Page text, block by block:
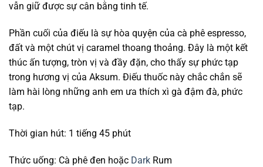
vẫn giữ được sự cân bằng tinh tế.
Phần cuối của điếu là sự hòa quyện của cà phê espresso,
đất và một chút vị caramel thoang thoảng. Đây là một kết
thúc ấn tượng, tròn vị và đầy đặn, cho thấy sự phức tạp
trong hương vị của Aksum. Điếu thuốc này chắc chắn sẽ
làm hài lòng những anh em ưa thích xì gà đậm đà, phức
tạp.
Thời gian hút: 1 tiếng 45 phút
Thức uống: Cà phê đen hoặc Dark Rum